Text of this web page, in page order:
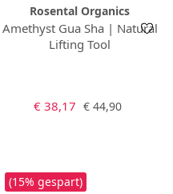
Rosental Organics
Amethyst Gua Sha | Natural
Lifting Tool
Verkaufspreis:
€ 38,17 Regulärer Preis:
€ 44,90
(15% gespart)